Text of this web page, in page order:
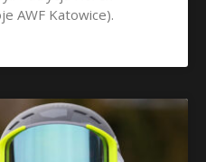
AWF Katowice).